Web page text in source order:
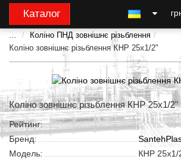
Каталог
...
Коліно ПНД зовнішнє різьблення
Коліно зовнішнє різьблення КНР 25x1/2"
Коліно зовнішнє різьблення КНР 25x1/2"
Рейтинг:
Бренд:
Модель:
КНР 25x1/